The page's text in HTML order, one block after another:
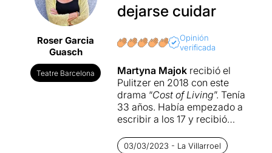
Roser Garcia
Guasch
Teatre Barcelona
dejarse cuidar
Opinión
verificada
Martyna Majokrecibió el
Pulitzer en 2018 con este
drama “Cost of Living”. Tenía
33 años. Había empezado a
escribir a los 17 y recibió
2007. Sus temas son
03/03/2023 - La Villarroel